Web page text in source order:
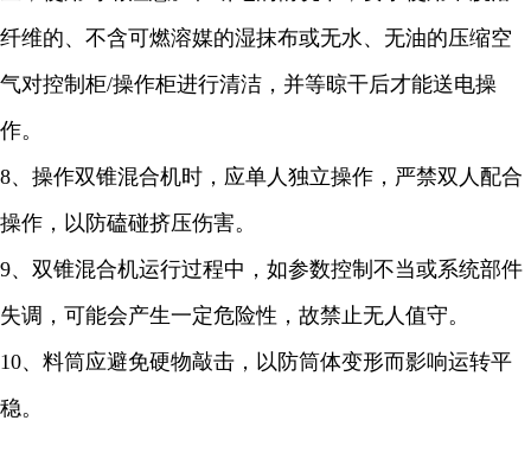
纤维的、不含可燃溶媒的湿抹布或无水、无油的压缩空
气对控制柜/操作柜进行清洁，并等晾干后才能送电操
作。
8、操作双锥混合机时，应单人独立操作，严禁双人配合
操作，以防磕碰挤压伤害。
9、双锥混合机运行过程中，如参数控制不当或系统部件
失调，可能会产生一定危险性，故禁止无人值守。
10、料筒应避免硬物敲击，以防筒体变形而影响运转平
稳。